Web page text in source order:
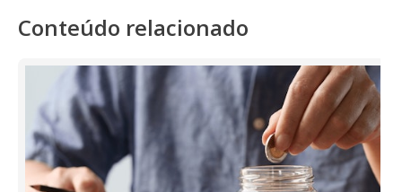
Conteúdo relacionado